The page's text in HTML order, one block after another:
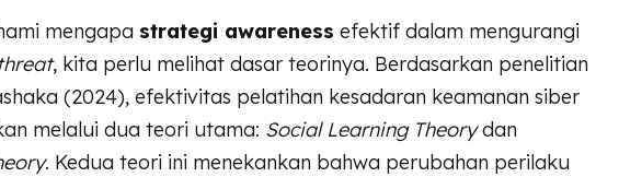
mengapa strategi awareness efektif dalam mengurangi
, kita perlu melihat dasar teorinya. Berdasarkan penelitian
(2024), efektivitas pelatihan kesadaran keamanan siber
melalui dua teori utama: Social Learning Theorydan
. Kedua teori ini menekankan bahwa perubahan perilaku